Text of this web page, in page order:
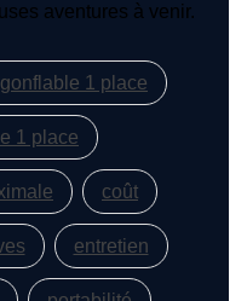
aventures à venir.
1 place
1 place
coût
entretien